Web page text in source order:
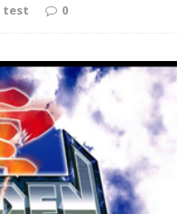
test 0